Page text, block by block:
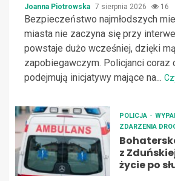
Joanna Piotrowska 7 sierpnia 2026 16
Bezpieczeństwo najmłodszych
miasta nie zaczyna się przy
powstaje dużo wcześniej, dzięki
zapobiegawczym. Policjanci coraz
podejmują inicjatywy mające na...
POLICJA
ZDARZENIA
z
życie po